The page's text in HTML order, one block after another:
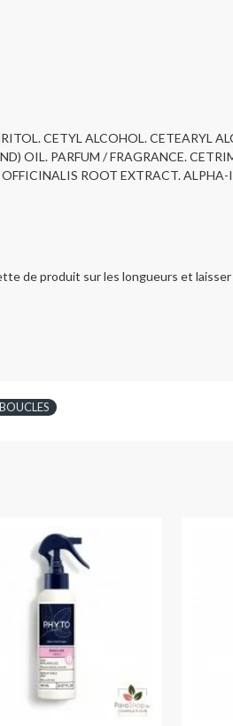
CETYL ALCOHOL. CETEARYL
OIL. PARFUM / FRAGRANCE.
ROOT EXTRACT.
de produit sur les longueurs et
BOUCLES